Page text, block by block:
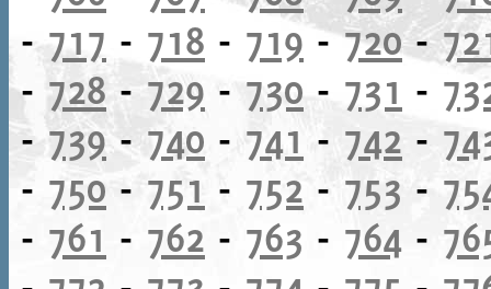
-717 - 718 - 719-720-
- 728 -729 - 730 - 731 -
-739-740 - 741 - 742 -
- 750 - 751 - 752 - 753 -
- 761 - 762 - 763 - 764 -